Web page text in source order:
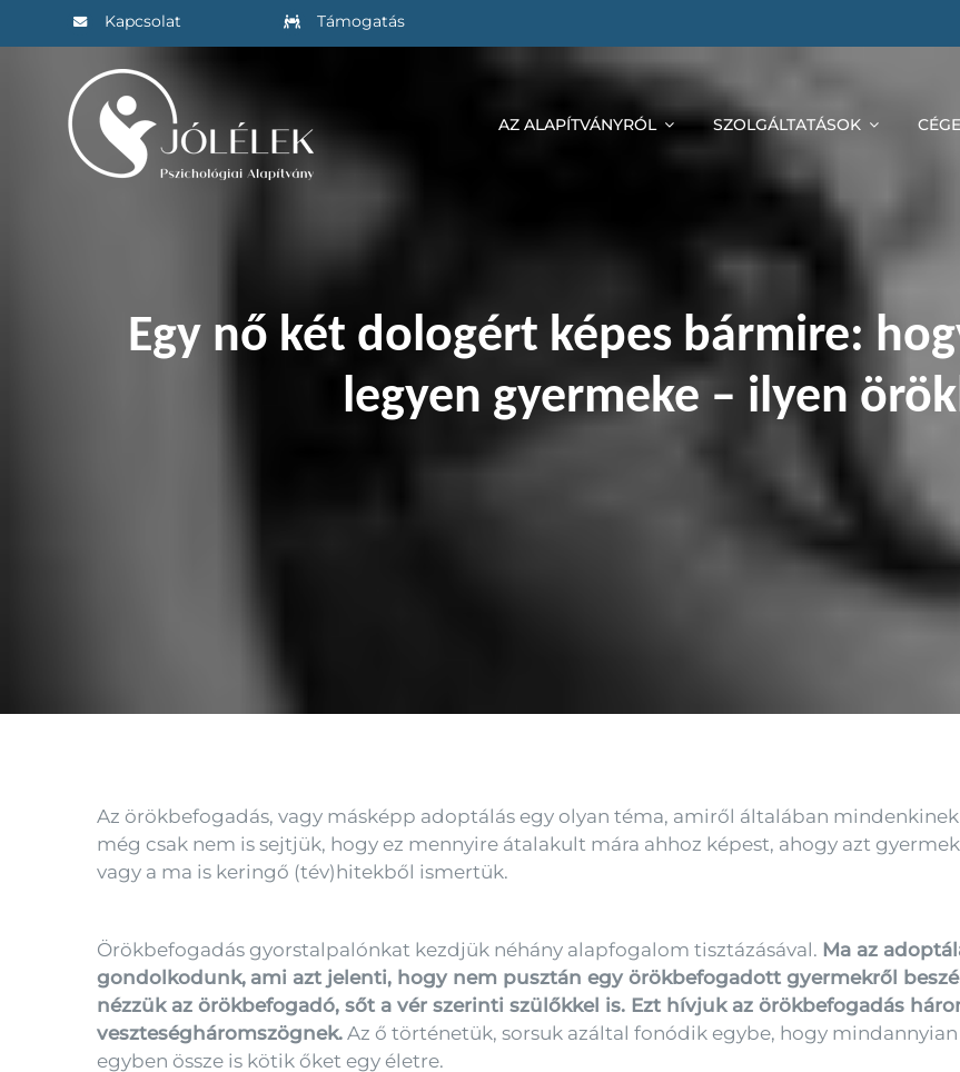
Kihagyás Kapcsolat Támogatás
AZ ALAPÍTVÁNYRÓL SZOLGÁLTATÁSOK
Egy nő két dologért képes bármire:
legyen gyermeke – ilyen
Az örökbefogadás, vagy másképp adoptálás egy olyan téma, amiről általában
még csak nem is sejtjük, hogy ez mennyire átalakult mára ahhoz képest, ahogy azt
vagy a ma is keringő (tév)hitekből ismertük.
Örökbefogadás gyorstalpalónkat kezdjük néhány alapfogalom tisztázásával. Ma az
gondolkodunk, ami azt jelenti, hogy nem pusztán egy örökbefogadott gyermekről
nézzük az örökbefogadó, sőt a vér szerinti szülőkkel is. Ezt hívjuk az örökbefogadás
veszteségháromszögnek. Az ő történetük, sorsuk azáltal fonódik egybe, hogy
egyben össze is kötik őket egy életre.